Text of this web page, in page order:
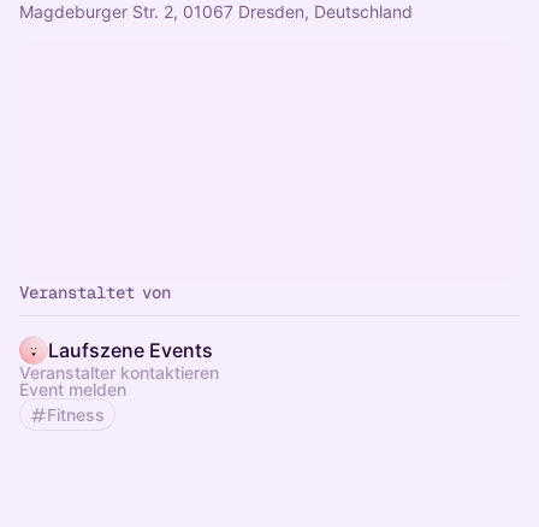
Magdeburger Str. 2, 01067 Dresden, Deutschland
Veranstaltet von
Laufszene Events
Veranstalter kontaktieren
Event melden
Fitness